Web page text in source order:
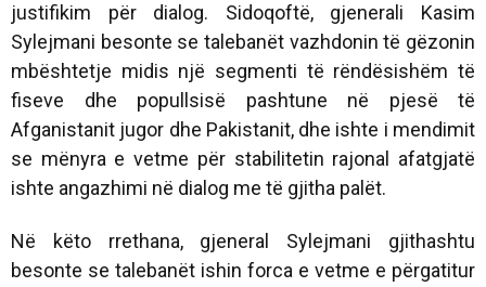
justifikim për dialog. Sidoqoftë, gjenerali Kasim
Sylejmani besonte se talebanët vazhdonin të gëzonin
mbështetje midis një segmenti të rëndësishëm të
fiseve dhe popullsisë pashtune në pjesë të
Afganistanit jugor dhe Pakistanit, dhe ishte i mendimit
se mënyra e vetme për stabilitetin rajonal afatgjatë
ishte angazhimi në dialog me të gjitha palët.
Në këto rrethana, gjeneral Sylejmani gjithashtu
besonte se talebanët ishin forca e vetme e përgatitur